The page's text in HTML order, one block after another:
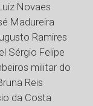
Novaes
Madureira
Ramires
Sérgio Felipe
militar do
Reis
da Costa